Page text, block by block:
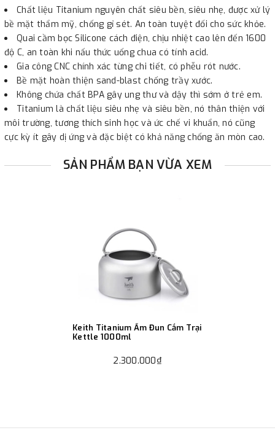
Chất liệu Titanium nguyên chất siêu bền, siêu nhẹ, được xử lý
bề mặt thẩm mỹ, chống gỉ sét. An toàn tuyệt đối cho sức khỏe.
Quai cầm bọc Silicone cách điện, chịu nhiệt cao lên đến 1600
độ C, an toàn khi nấu thức uống chua có tính acid.
Gia công CNC chính xác từng chi tiết, có phễu rót nước.
Bề mặt hoàn thiện sand-blast chống trầy xước.
Không chứa chất BPA gây ung thư và dậy thì sớm ở trẻ em.
Titanium là chất liệu siêu nhẹ và siêu bền, nó thân thiện với
môi trường, tương thích sinh học và ức chế vi khuẩn, nó cũng
cực kỳ ít gây dị ứng và đặc biệt có khả năng chống ăn mòn cao.
SẢN PHẨM BẠN VỪA XEM
Keith Titanium Ấm Đun Cắm Trại
Kettle 1000ml
2.300.000₫